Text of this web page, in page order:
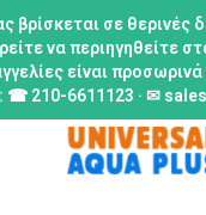
βρίσκεται σε θερινές
να περιηγηθείτε
είναι προσωρινά
☎ 210-6611123 · ✉